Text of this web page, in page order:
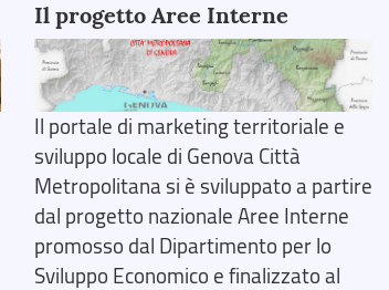
Il progetto Aree Interne
Il portale di marketing territoriale e
sviluppo locale di Genova Città
Metropolitana si è sviluppato a partire
dal progetto nazionale Aree Interne
promosso dal Dipartimento per lo
Sviluppo Economico e finalizzato al